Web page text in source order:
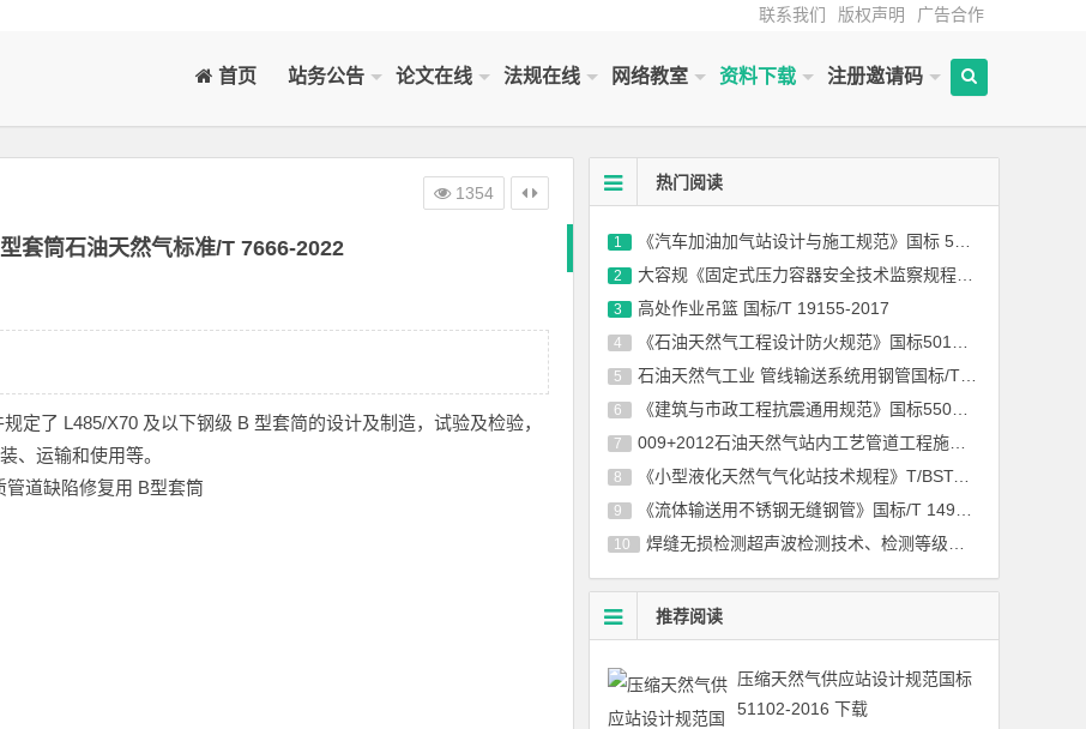
联系我们 版权声明 广告合作
首页 站务公告 论文在线 法规在线 网络教室 资料下载 注册邀请码
套筒石油天然气标准/T 7666-2022
定了 L485/X70 及以下钢级 B 型套简的设计及制造，试验及检验，
、运输和使用等。
道缺陷修复用 B型套筒
1354
热门阅读
1 《汽车加油加气站设计与施工规范》国标 50156-2012(2014年版)
2 大容规《固定式压力容器安全技术监察规程》TSG 21-2016
3 高处作业吊篮 国标/T 19155-2017
4 《石油天然气工程设计防火规范》国标50183-2004-2015
5 石油天然气工业 管线输送系统用钢管国标/T 9711-2017
6 《建筑与市政工程抗震通用规范》国标55002-2021
7 009+2012石油天然气站内工艺管道工程施工规范国标 50540-2009（2012年版）
8 《小型液化天然气气化站技术规程》T/BSTAUM 001-2017下载
9 《流体输送用不锈钢无缝钢管》国标/T 14976-2012
10 焊缝无损检测超声波检测技术、检测等级和评定国标／T 11345-2013
推荐阅读
压缩天然气供应站设计规范国标
51102-2016 下载